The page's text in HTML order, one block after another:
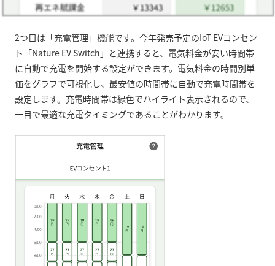
2つ目は「充電管理」機能です。今年発売予定のIoT EVコンセン
ト「Nature EV Switch 」と連携すると、電気料金が安い時間帯
に自動で充電を開始する設定ができます。電気料金の時間別単
価をグラフで可視化し、最安値の時間帯に自動で充電時間帯を
設定します。充電時間帯は緑色でハイライト表示されるので、
一目で最適な充電タイミングであることがわかります。